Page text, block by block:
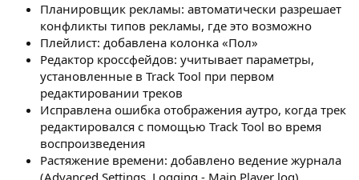
Планировщик рекламы: автоматически разрешает
конфликты типов рекламы, где это возможно
Плейлист: добавлена колонка «Пол»
Редактор кроссфейдов: учитывает параметры,
установленные в Track Tool при первом
редактировании треков
Исправлена ошибка отображения аутро, когда трек
редактировался с помощью Track Tool во время
воспроизведения
Растяжение времени: добавлено ведение журнала
(Advanced Settings, Logging - Main Player log)